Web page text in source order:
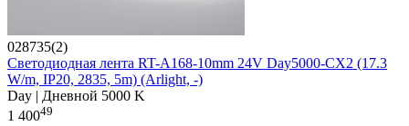
028735(2)
Светодиодная лента RT-A168-10mm 24V Day5000-CX2 (17.3
W/m, IP20, 2835, 5m) (Arlight, -)
Day | Дневной 5000 K
1 40049